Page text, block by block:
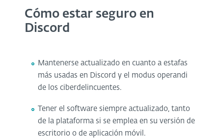
Cómo estar seguro en
Discord
Mantenerse actualizado en cuanto a estafas
más usadas en Discord y el modus operandi
de los ciberdelincuentes.
Tener el software siempre actualizado, tanto
de la plataforma si se emplea en su versión de
escritorio o de aplicación móvil.